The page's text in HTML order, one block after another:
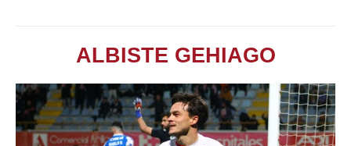
ALBISTE GEHIAGO